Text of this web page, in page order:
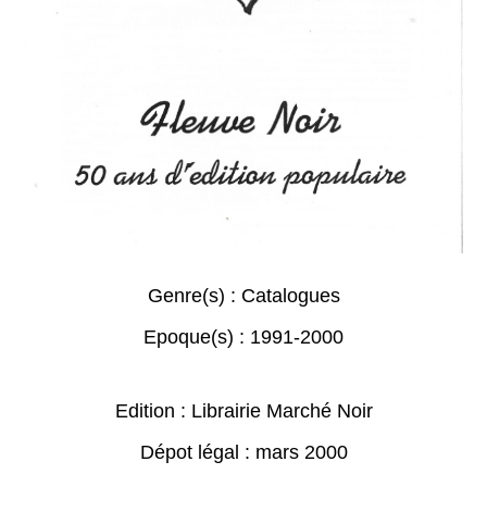
Genre(s) : Catalogues
Epoque(s) : 1991-2000
Edition : Librairie Marché Noir
Dépot légal : mars 2000